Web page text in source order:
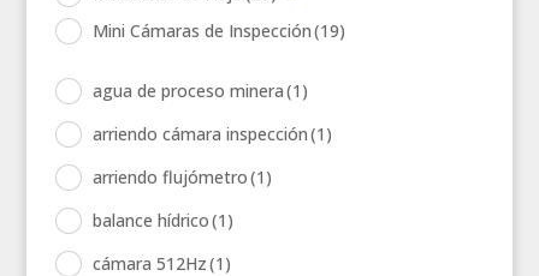
Mini Cámaras de Inspección(19)
agua de proceso minera(1)
arriendo cámara inspección(1)
arriendo flujómetro(1)
balance hídrico(1)
cámara 512Hz(1)